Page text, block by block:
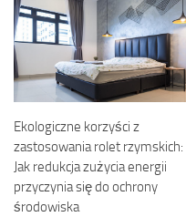
Ekologiczne korzyści z
zastosowania rolet rzymskich:
Jak redukcja zużycia energii
przyczynia się do ochrony
środowiska